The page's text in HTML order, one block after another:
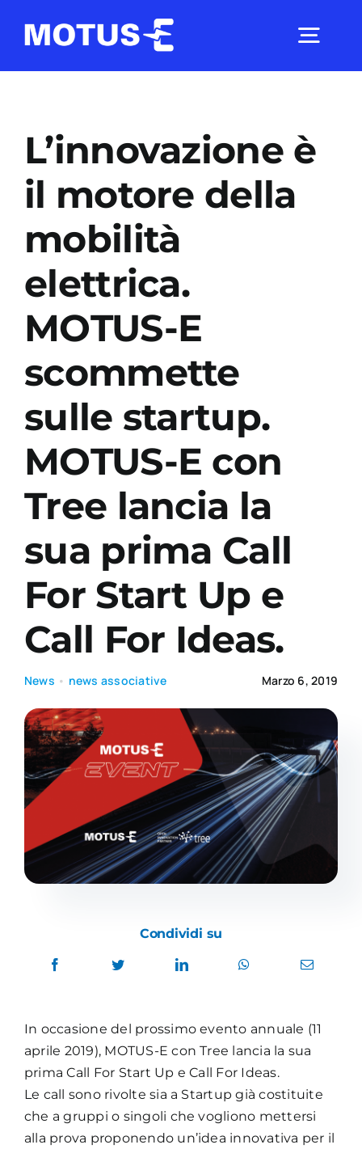
Studi e ricerche
Analisi di mercato
Utilità
Comunicati Stampa
Academy
L’innovazione è
il motore della
mobilità
elettrica.
MOTUS-E
scommette
sulle startup.
MOTUS-E con
Tree lancia la
sua prima Call
For Start Up e
Call For Ideas.
News • news associative Marzo 6, 2019
Condividi su
In occasione del prossimo evento annuale (11
aprile 2019), MOTUS-E con Tree lancia la sua
prima Call For Start Up e Call For Ideas.
Le call sono rivolte sia a Startup già costituite
che a gruppi o singoli che vogliono mettersi
alla prova proponendo un’idea innovativa per il